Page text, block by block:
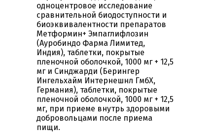
одноцентровое исследование
сравнительной биодоступности и
биоэквивалентности препаратов
Метформин+ Эмпаглифлозин
(Ауробиндо Фарма Лимитед,
Индия), таблетки, покрытые
пленочной оболочкой, 1000 мг + 12,5
мг и Синджарди (Берингер
Ингельхайм Интернешнл ГмбХ,
Германия), таблетки, покрытые
пленочной оболочкой, 1000 мг + 12,5
мг, при приеме внутрь здоровыми
добровольцами после приема
пищи.